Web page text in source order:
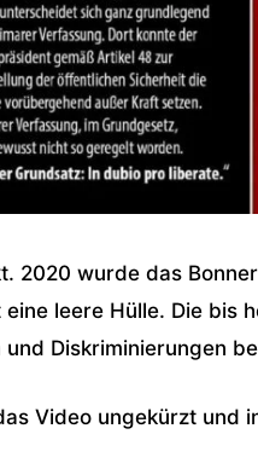
2020 wurde das
eine leere Hülle. Die bis
und Diskriminierungen
Video ungekürzt und